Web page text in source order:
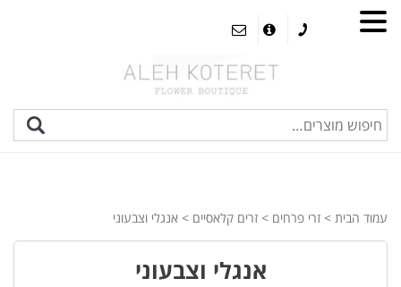
עמוד הבית > זרי פרחים > זרים קלאסיים > אנגלי וצבעוני
אנגלי וצבעוני